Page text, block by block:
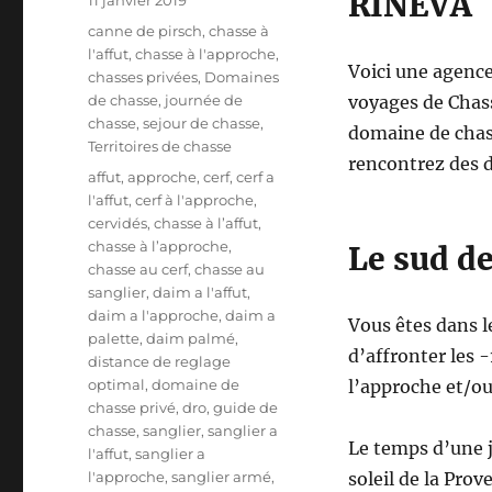
Voici une
voyages de
domaine de
rencontrez des
Le sud
Vous êtes dans
d’affronter les -
l’approche et/
Le temps d’une
soleil de la
b
C
a
t
é
g
o
i
canne de pirsch,chasse à
l'affut,chasse à l'approche,
chasses privées, Domaines
de chasse, journée de
chasse,sejour de chasse,
Territoires de chasse
É
t
i
q
u
e
t
t
e
s
affut,approche,cerf,cerf a
l'affut,cerf à l'approche,
cervidés,chasse à l’affut,
chasse à l’approche,
chasse au cerf,chasse au
sanglier,daim a l'affut,
daim a l'approche,daim a
palette,daim palmé,
distance de reglage
optimal,domaine de
chasse privé,dro,guide de
chasse,sanglier,sanglier a
l'affut,sanglier a
l'approche,sanglier armé,